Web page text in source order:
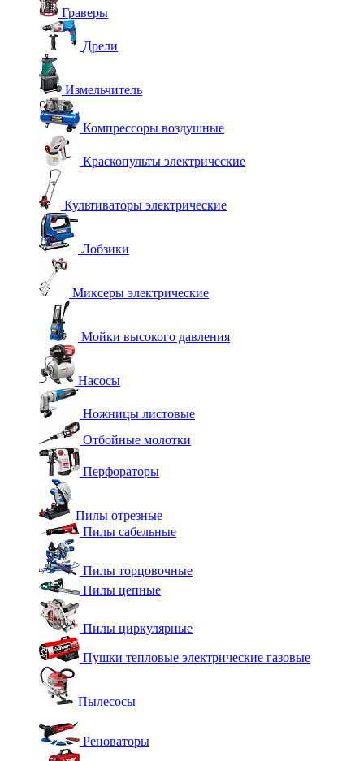
Граверы
Дрели
Измельчитель
Компрессоры воздушные
Краскопульты электрические
Культиваторы электрические
Лобзики
Миксеры электрические
Мойки высокого давления
Насосы
Ножницы листовые
Отбойные молотки
Перфораторы
Пилы отрезные
Пилы сабельные
Пилы торцовочные
Пилы цепные
Пилы циркулярные
Пушки тепловые электрические газовые
Пылесосы
Реноваторы